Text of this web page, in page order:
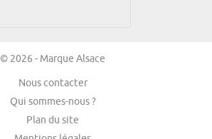
© 2026 - Marque Alsace
Nous contacter
Qui sommes-nous ?
Plan du site